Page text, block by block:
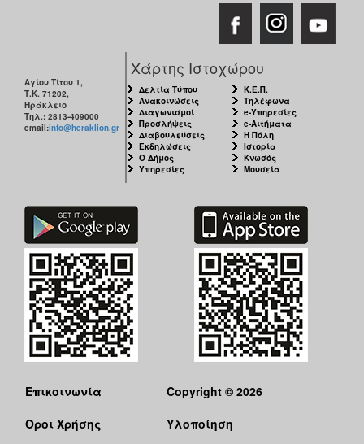
Αγίου Τίτου 1,
Τ.Κ. 71202,
Ηράκλειο
Τηλ.: 2813-409000
email:info@heraklion.gr
Χάρτης Ιστοχώρου
Δελτία Τύπου
Ανακοινώσεις
Διαγωνισμοί
Προσλήψεις
Διαβουλεύσεις
Εκδηλώσεις
Ο Δήμος
Υπηρεσίες
Κ.Ε.Π.
Τηλέφωνα
e-Υπηρεσίες
e-Αιτήματα
Η Πόλη
Ιστορία
Κνωσός
Μουσεία
Επικοινωνία
Όροι Χρήσης
Copyright © 2026
Υλοποίηση